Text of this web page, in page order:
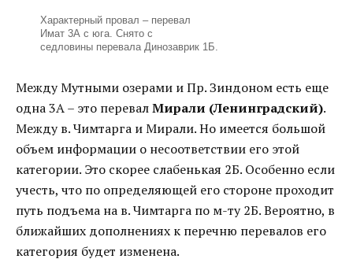
Характерный провал – перевал
Имат 3А с юга. Снято с
седловины перевала Динозаврик 1Б.
Между Мутными озерами и Пр. Зиндоном есть еще
одна 3А – это перевалМирали (Ленинградский).
Между в. Чимтарга и Мирали. Но имеется большой
объем информации о несоответствии его этой
категории. Это скорее слабенькая 2Б. Особенно если
учесть, что по определяющей его стороне проходит
путь подъема на в. Чимтарга по м-ту 2Б. Вероятно, в
ближайших дополнениях к перечню перевалов его
категория будет изменена.